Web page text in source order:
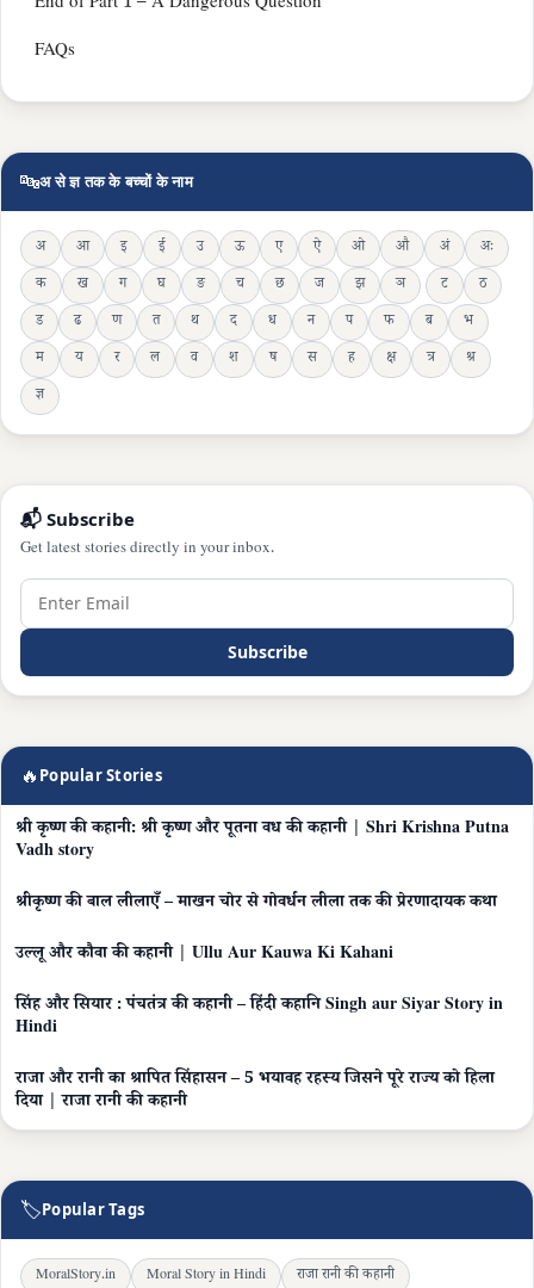
FAQs
🔤अ से ज्ञ तक के बच्चों के नाम
अ आ इ ई उ ऊ ए ऐ ओ औ अं
अः
क
ख ग घ ङ च छ ज झ ञ ट
ठ
ड
ढ ण त थ द ध न प फ ब
भ
म
य र ल व श ष स ह क्ष त्र
श्र
ज्ञ
📬 Subscribe
Get latest stories directly in your inbox.
Subscribe
🔥 Popular Stories
श्री कृष्ण की कहानी: श्री कृष्ण और पूतना वध की कहानी | Shri Krishna Putna
Vadh story
श्रीकृष्ण की बाल लीलाएँ – माखन चोर से गोवर्धन लीला तक की प्रेरणादायक कथा
उल्लू और कौवा की कहानी | Ullu Aur Kauwa Ki Kahani
सिंह और सियार : पंचतंत्र की कहानी – हिंदी कहानि Singh aur Siyar Story in
Hindi
राजा और रानी का श्रापित सिंहासन – 5 भयावह रहस्य जिसने पूरे राज्य को हिला
दिया | राजा रानी की कहानी
🏷Popular Tags
MoralStory.in Moral Story in Hindi राजा रानी की कहानी